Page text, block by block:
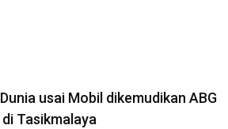
usai Mobil dikemudikan ABG
Tasikmalaya